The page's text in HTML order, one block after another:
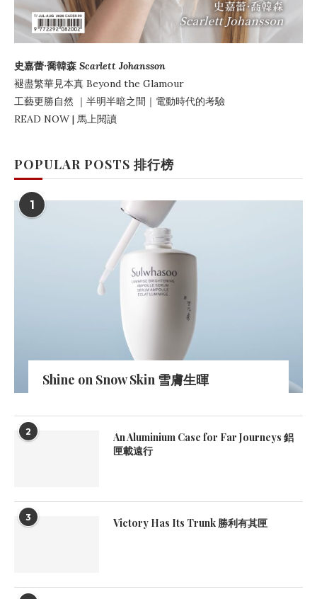
史嘉蕾·喬韓森 Scarlett Johansson
褪盡繁華見本真 Beyond the Glamour
工藝更勝自然 ｜ 半明半暗之間 ｜電動時代的考驗
READ NOW | 馬上閱讀
POPULAR POSTS 排行榜
1
Shine on Snow Skin 雪膚生暉
2
An Aluminium Case for Far Journeys 鋁
匣載遠行
3 Victory Has Its Trunk 勝利有其匣